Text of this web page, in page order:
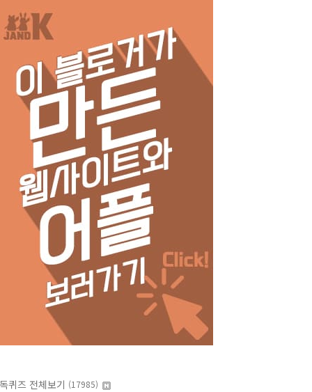
퀴즈 전체보기 (17985)